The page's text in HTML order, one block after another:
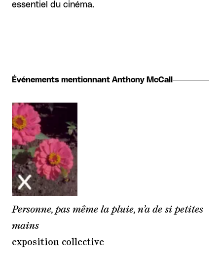
essentiel du cinéma.
Événements mentionnant Anthony McCall
Personne, pas même la pluie, n’a de si petites
mains
exposition collective